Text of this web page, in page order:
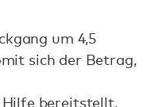
um 4,5
sich der Betrag,
bereitstellt,